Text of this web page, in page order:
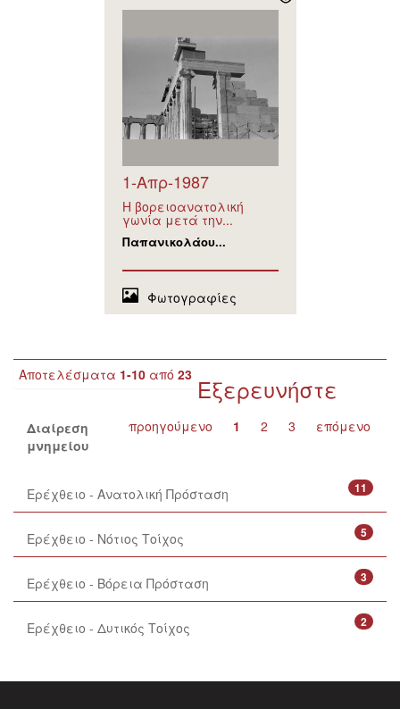
1-Απρ-1987
Η βορειοανατολική
γωνία μετά την...
Παπανικολάου...
Φωτογραφίες
Αποτελέσματα 1-10 από 23
προηγούμενο 1 2 3 επόμενο
Εξερευνήστε
Διαίρεση
μνημείου
11
Ερέχθειο - Ανατολική Πρόσταση
5
Ερέχθειο - Νότιος Τοίχος
3
Ερέχθειο - Βόρεια Πρόσταση
2
Ερέχθειο - Δυτικός Τοίχος